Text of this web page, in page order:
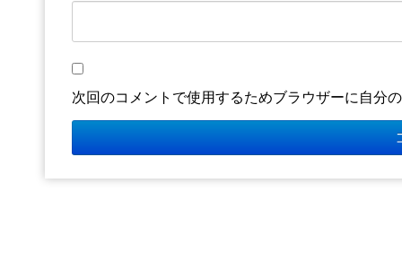
次回のコメントで使用するためブラウザーに自分